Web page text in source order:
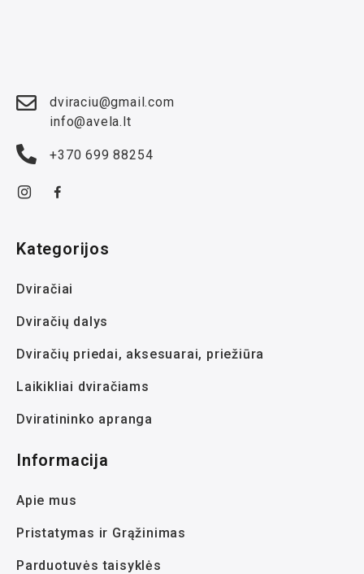
dviraciu@gmail.com
info@avela.lt
+370 699 88254
Kategorijos
Dviračiai
Dviračių dalys
Dviračių priedai, aksesuarai, priežiūra
Laikikliai dviračiams
Dviratininko apranga
Informacija
Apie mus
Pristatymas ir Grąžinimas
Parduotuvės taisyklės